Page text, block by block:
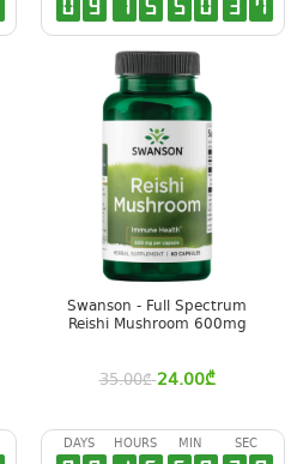
0 9 1 5 5 0 3 6
Swanson - Full Spectrum
Reishi Mushroom 600mg
35.00₾ 24.00₾
DAYS HOURS MIN SEC